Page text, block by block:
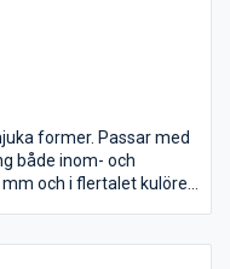
former. Passar med
både inom- och
och i flertalet kulörer